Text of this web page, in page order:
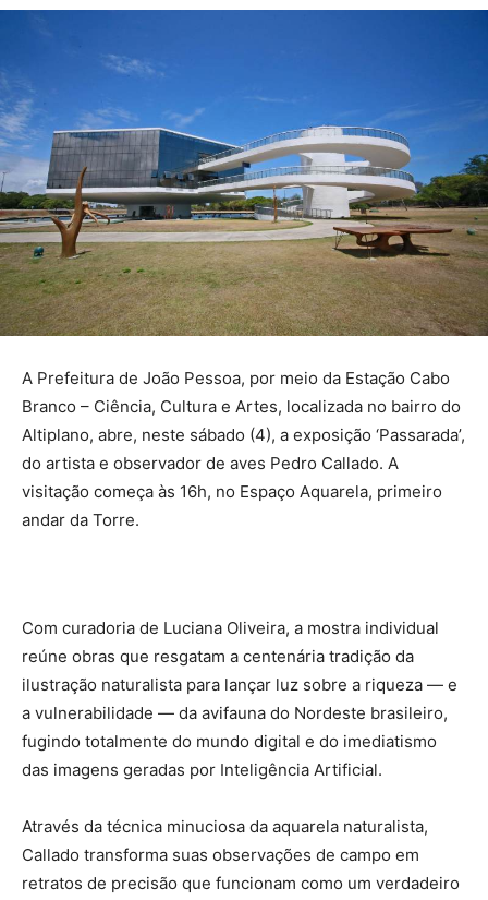
A Prefeitura de João Pessoa, por meio da Estação Cabo
Branco – Ciência, Cultura e Artes, localizada no bairro do
Altiplano, abre, neste sábado (4), a exposição ‘Passarada’,
do artista e observador de aves Pedro Callado. A
visitação começa às 16h, no Espaço Aquarela, primeiro
andar da Torre.
Com curadoria de Luciana Oliveira, a mostra individual
reúne obras que resgatam a centenária tradição da
ilustração naturalista para lançar luz sobre a riqueza — e
a vulnerabilidade — da avifauna do Nordeste brasileiro,
fugindo totalmente do mundo digital e do imediatismo
das imagens geradas por Inteligência Artificial.
Através da técnica minuciosa da aquarela naturalista,
Callado transforma suas observações de campo em
retratos de precisão que funcionam como um verdadeiro